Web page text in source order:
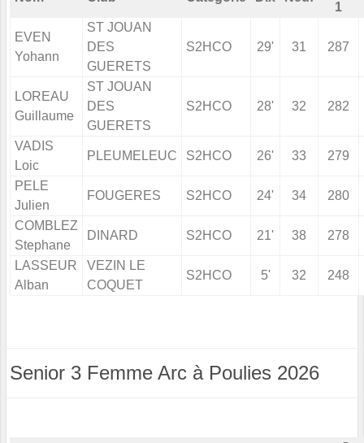
1
EVEN
Yohann
ST JOUAN
DES
GUERETS
S2HCO 29' 31 287
LOREAU
Guillaume
ST JOUAN
DES
GUERETS
S2HCO 28' 32 282
VADIS
Loic
PLEUMELEUC S2HCO 26' 33 279
PELE
Julien
FOUGERES S2HCO 24' 34 280
COMBLEZ
Stephane
DINARD S2HCO 21' 38 278
LASSEUR
Alban
VEZIN LE
COQUET
S2HCO 5' 32 248
Senior 3 Femme Arc à Poulies 2026